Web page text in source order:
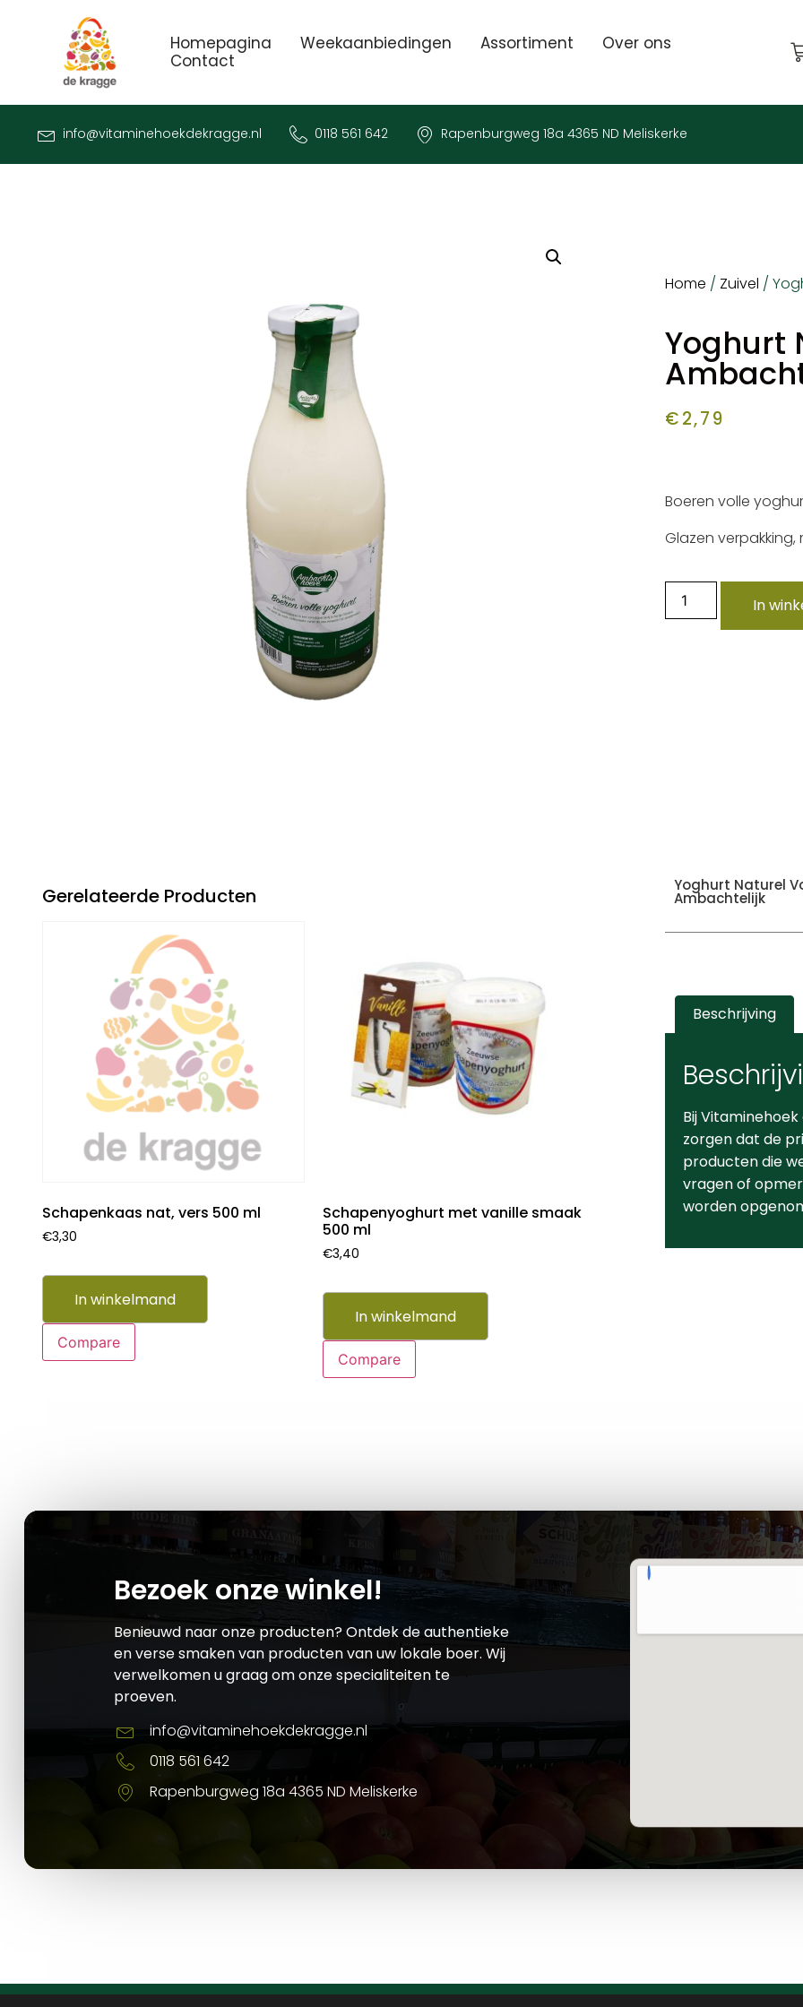
Homepagina Weekaanbiedingen Assortiment
Over ons
Contact
info@vitaminehoekdekragge.nl 0118 561 642 Rapenburgweg 18a 4365 ND Meliskerke
Home / Zuivel /
Yoghurt
€2,79
Boeren volle
Glazen
In
Gerelateerde Producten
Schapenkaas nat, vers 500 ml
€3,30
In winkelmand
Compare
Schapenyoghurt met vanille smaak
500 ml
€3,40
In winkelmand
Compare
Yoghurt Naturel
Ambachtelijk
Beschrijving
Bij
zorgen dat de
producten die
vragen of
worden
Bezoek onze winkel!
Benieuwd naar onze producten? Ontdek de authentieke
en verse smaken van producten van uw lokale boer. Wij
verwelkomen u graag om onze specialiteiten te
proeven.
info@vitaminehoekdekragge.nl
0118 561 642
Rapenburgweg 18a 4365 ND Meliskerke